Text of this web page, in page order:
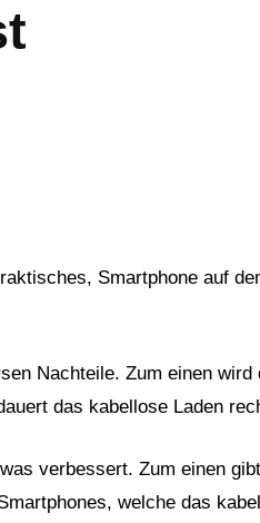
Smartphone auf
Nachteile. Zum einen wird
das kabellose Laden
verbessert. Zum einen
welche das